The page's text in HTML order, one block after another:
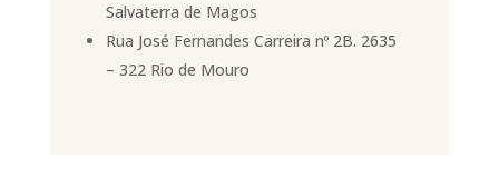
Salvaterra de Magos
Rua José Fernandes Carreira nº 2B. 2635
– 322 Rio de Mouro